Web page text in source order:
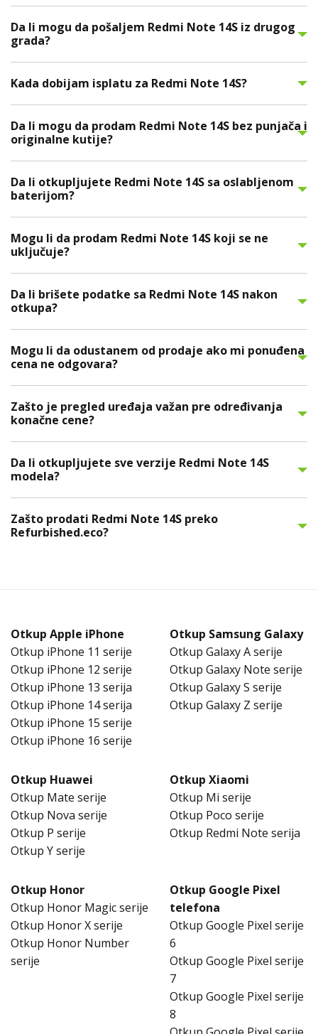
Da li mogu da pošaljem Redmi Note 14S iz drugog
grada?
Kada dobijam isplatu za Redmi Note 14S?
Da li mogu da prodam Redmi Note 14S bez punjača i
originalne kutije?
Da li otkupljujete Redmi Note 14S sa oslabljenom
baterijom?
Mogu li da prodam Redmi Note 14S koji se ne
uključuje?
Da li brišete podatke sa Redmi Note 14S nakon
otkupa?
Mogu li da odustanem od prodaje ako mi ponuđena
cena ne odgovara?
Zašto je pregled uređaja važan pre određivanja
konačne cene?
Da li otkupljujete sve verzije Redmi Note 14S
modela?
Zašto prodati Redmi Note 14S preko
Refurbished.eco?
Otkup Apple iPhone
Otkup iPhone 11 serije
Otkup iPhone 12 serije
Otkup iPhone 13 serija
Otkup iPhone 14 serija
Otkup iPhone 15 serije
Otkup iPhone 16 serije
Otkup Samsung Galaxy
Otkup Galaxy A serije
Otkup Galaxy Note serije
Otkup Galaxy S serije
Otkup Galaxy Z serije
Otkup Huawei
Otkup Mate serije
Otkup Nova serije
Otkup P serije
Otkup Y serije
Otkup Xiaomi
Otkup Mi serije
Otkup Poco serije
Otkup Redmi Note serija
Otkup Honor
Otkup Honor Magic serije
Otkup Honor X serije
Otkup Honor Number
serije
Otkup Google Pixel
telefona
Otkup Google Pixel serije
6
Otkup Google Pixel serije
7
Otkup Google Pixel serije
8